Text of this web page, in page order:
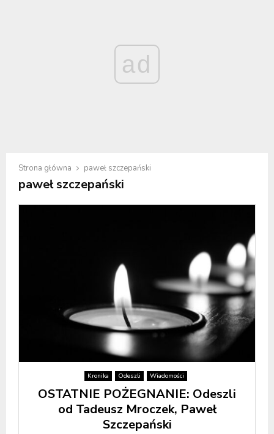
ad
Strona główna paweł szczepański
paweł szczepański
Kronika Odeszli Wiadomości
OSTATNIE POŻEGNANIE: Odeszli
od Tadeusz Mroczek, Paweł
Szczepański